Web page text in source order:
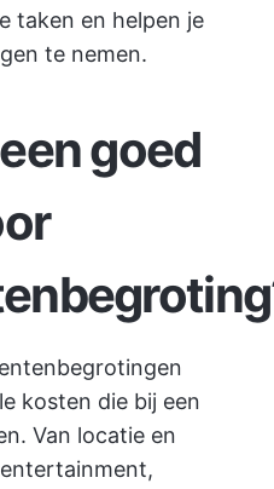
taken en helpen je
te nemen.
goed
kosten die bij een
Van locatie en